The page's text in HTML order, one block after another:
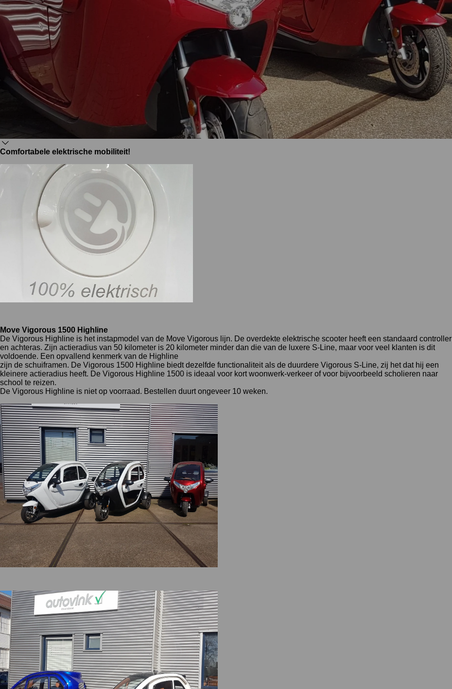
Comfortabele elektrische mobiliteit!
Move Vigorous 1500 Highline
De Vigorous Highline is het instapmodel van de Move Vigorous lijn. De overdekte elektrische scooter heeft een standaard controller
en achteras. Zijn actieradius van 50 kilometer is 20 kilometer minder dan die van de luxere S-Line, maar voor veel klanten is dit
voldoende. Een opvallend kenmerk van de Highline
zijn de schuiframen. De Vigorous 1500 Highline biedt dezelfde functionaliteit als de duurdere Vigorous S-Line, zij het dat hij een
kleinere actieradius heeft. De Vigorous Highline 1500 is ideaal voor kort woonwerk-verkeer of voor bijvoorbeeld scholieren naar
school te reizen.
De Vigorous Highline is niet op voorraad. Bestellen duurt ongeveer 10 weken.